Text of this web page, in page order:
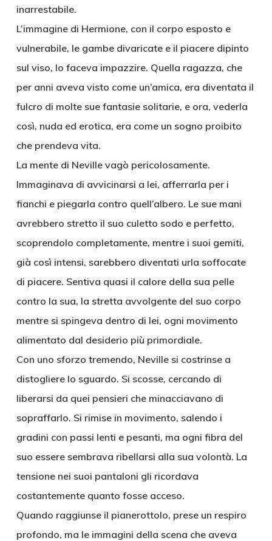
inarrestabile.
L’immagine di Hermione, con il corpo esposto e
vulnerabile, le gambe divaricate e il piacere dipinto
sul viso, lo faceva impazzire. Quella ragazza, che
per anni aveva visto come un’amica, era diventata il
fulcro di molte sue fantasie solitarie, e ora, vederla
così, nuda ed erotica, era come un sogno proibito
che prendeva vita.
La mente di Neville vagò pericolosamente.
Immaginava di avvicinarsi a lei, afferrarla per i
fianchi e piegarla contro quell’albero. Le sue mani
avrebbero stretto il suo culetto sodo e perfetto,
scoprendolo completamente, mentre i suoi gemiti,
già così intensi, sarebbero diventati urla soffocate
di piacere. Sentiva quasi il calore della sua pelle
contro la sua, la stretta avvolgente del suo corpo
mentre si spingeva dentro di lei, ogni movimento
alimentato dal desiderio più primordiale.
Con uno sforzo tremendo, Neville si costrinse a
distogliere lo sguardo. Si scosse, cercando di
liberarsi da quei pensieri che minacciavano di
sopraffarlo. Si rimise in movimento, salendo i
gradini con passi lenti e pesanti, ma ogni fibra del
suo essere sembrava ribellarsi alla sua volontà. La
tensione nei suoi pantaloni gli ricordava
costantemente quanto fosse acceso.
Quando raggiunse il pianerottolo, prese un respiro
profondo, ma le immagini della scena che aveva